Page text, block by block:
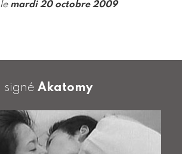
mardi 20 octobre 2009
signé Akatomy